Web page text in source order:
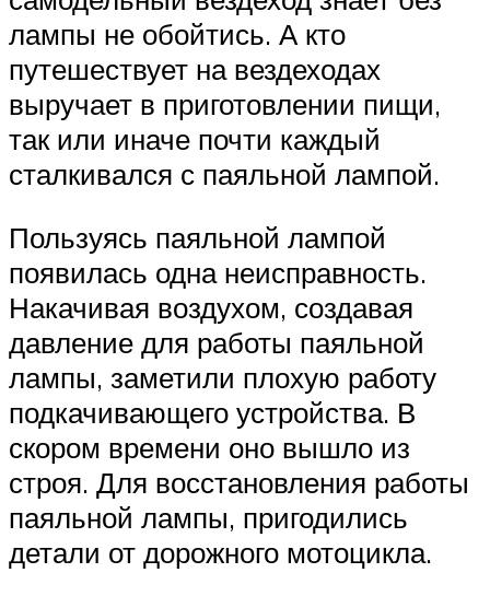
лампы не обойтись. А кто
путешествует на вездеходах
выручает в приготовлении пищи,
так или иначе почти каждый
сталкивался с паяльной лампой.
Пользуясь паяльной лампой
появилась одна неисправность.
Накачивая воздухом, создавая
давление для работы паяльной
лампы, заметили плохую работу
подкачивающего устройства. В
скором времени оно вышло из
строя. Для восстановления работы
паяльной лампы, пригодились
детали от дорожного мотоцикла.